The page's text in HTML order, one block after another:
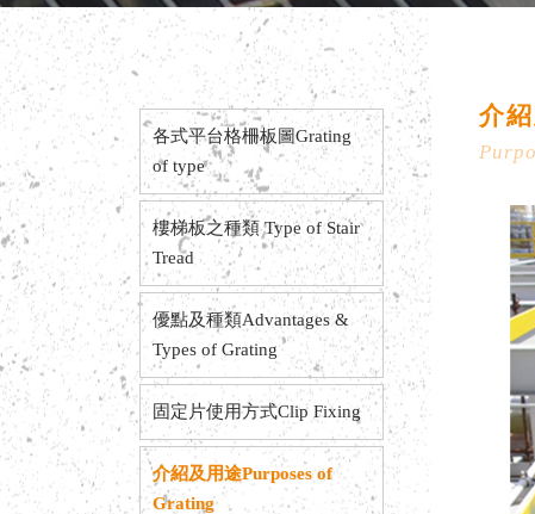
各式平台格柵板圖Grating
of type
樓梯板之種類 Type of Stair
Tread
優點及種類Advantages &
Types of Grating
固定片使用方式Clip Fixing
介紹及用途Purposes of
Grating
介